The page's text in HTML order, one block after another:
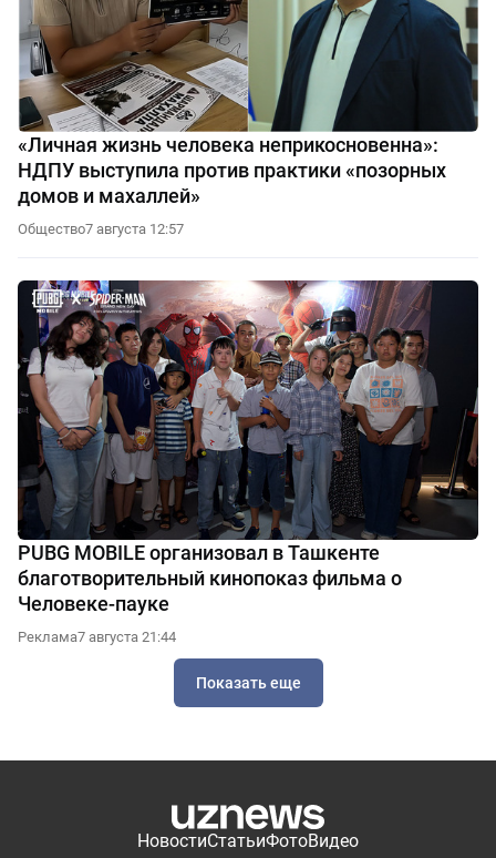
«Личная жизнь человека неприкосновенна»:
НДПУ выступила против практики «позорных
домов и махаллей»
Общество7 августа 12:57
PUBG MOBILE организовал в Ташкенте
благотворительный кинопоказ фильма о
Человеке-пауке
Реклама7 августа 21:44
Показать еще
НовостиСтатьиФотоВидео